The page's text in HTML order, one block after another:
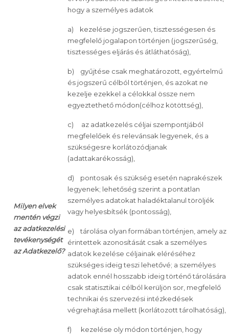
Milyen elvek
mentén végzi
az adatkezelési
tevékenységét
az Adatkezelő?
hogy a személyes adatok
a) kezelése jogszerűen, tisztességesen és
megfelelő jogalapon történjen (jogszerűség,
tisztességes eljárás és átláthatóság),
b) gyűjtése csak meghatározott, egyértelmű
és jogszerű célból történjen, és azokat ne
kezelje ezekkel a célokkal össze nem
egyeztethető módon(célhoz kötöttség),
c) az adatkezelés céljai szempontjából
megfelelőek és relevánsak legyenek, és a
szükségesre korlátozódjanak
(adattakarékosság),
d) pontosak és szükség esetén naprakészek
legyenek; lehetőség szerint a pontatlan
személyes adatokat haladéktalanul töröljék
vagy helyesbítsék (pontosság),
e) tárolása olyan formában történjen, amely az
érintettek azonosítását csak a személyes
adatok kezelése céljainak eléréséhez
szükséges ideig teszi lehetővé; a személyes
adatok ennél hosszabb ideig történő tárolására
csak statisztikai célból kerüljön sor, megfelelő
technikai és szervezési intézkedések
végrehajtása mellett (korlátozott tárolhatóság),
f) kezelése oly módon történjen, hogy